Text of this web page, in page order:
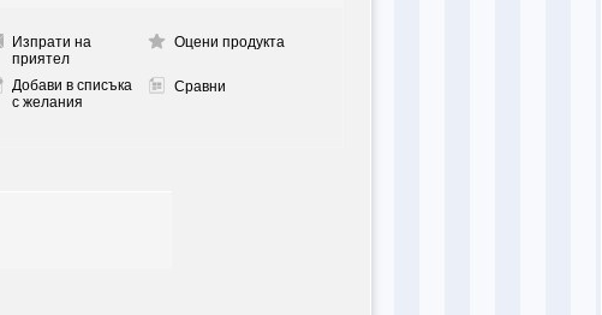
Изпрати на
приятел
Оцени продукта
Добави в списъка
с желания
Сравни